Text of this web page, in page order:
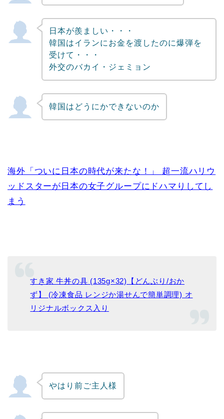
日本が羨ましい・・・
韓国はイランにお金を渡したのに爆弾を
受けて・・・
外交のバカイ・ジェミョン
韓国はどうにかできないのか
海外「ついに日本の時代が来たな！」 超一流ハリウ
ッドスターが日本の女子グループにドハマりしてし
まう
すき家 牛丼の具 (135g×32)【どんぶり/おか
ず】 (冷凍食品 レンジか湯せんで簡単調理) オ
リジナルボックス入り
やはり前ご主人様